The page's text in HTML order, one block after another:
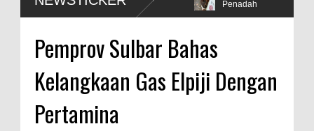
Tanam Pohon
Penadah
Pemprov Sulbar Bahas
Kelangkaan Gas Elpiji Dengan
Pertamina